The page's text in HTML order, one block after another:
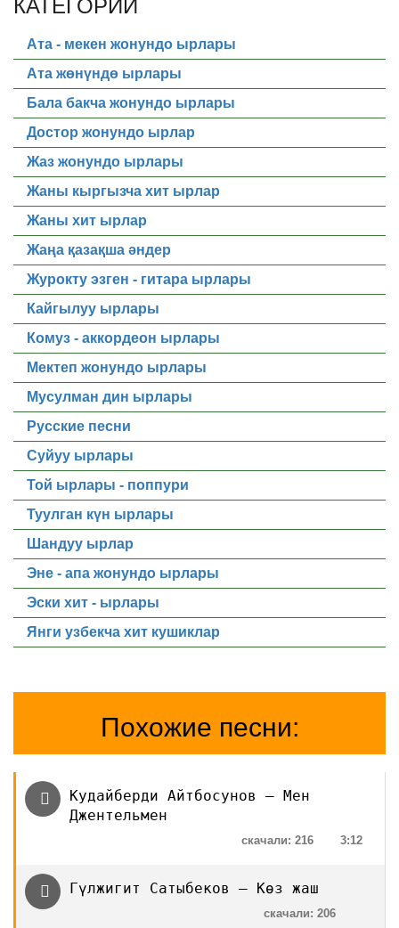
КАТЕГОРИИ
Ата - мекен жонундо ырлары
Ата жөнүндө ырлары
Бала бакча жонундо ырлары
Достор жонундо ырлар
Жаз жонундо ырлары
Жаны кыргызча хит ырлар
Жаны хит ырлар
Жаңа қазақша әндер
Журокту эзген - гитара ырлары
Кайгылуу ырлары
Комуз - аккордеон ырлары
Мектеп жонундо ырлары
Мусулман дин ырлары
Русские песни
Суйуу ырлары
Той ырлары - поппури
Туулган күн ырлары
Шандуу ырлар
Эне - апа жонундо ырлары
Эски хит - ырлары
Янги узбекча хит кушиклар
Похожие песни:
Кудайберди Айтбосунов — Мен
Джентельмен
3:12
скачали: 216
Гүлжигит Сатыбеков — Көз жаш
скачали: 206